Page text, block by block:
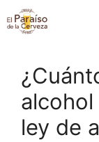
Saltar
al
alcohol
ley de